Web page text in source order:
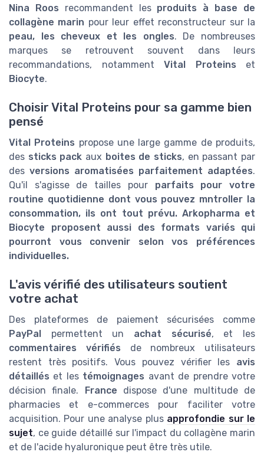
Nina Roos recommandent les produits à base de
collagène marin pour leur effet reconstructeur sur la
peau, les cheveux et les ongles. De nombreuses
marques se retrouvent souvent dans leurs
recommandations, notamment Vital Proteins et
Biocyte.
Choisir Vital Proteins pour sa gamme bien
pensé
Vital Proteins propose une large gamme de produits,
des sticks pack aux boites de sticks, en passant par
des versions aromatisées parfaitement adaptées.
Qu'il s'agisse de tailles pour parfaits pour votre
routine quotidienne dont vous pouvez mntroller la
consommation, ils ont tout prévu. Arkopharma et
Biocyte proposent aussi des formats variés qui
pourront vous convenir selon vos préférences
individuelles.
L'avis vérifié des utilisateurs soutient
votre achat
Des plateformes de paiement sécurisées comme
PayPal
permettent un achat sécurisé, et les
commentaires vérifiés de nombreux utilisateurs
restent très positifs. Vous pouvez vérifier les avis
détaillés et les témoignages avant de prendre votre
décision finale.
France dispose d'une multitude de
pharmacies et e-commerces pour faciliter votre
acquisition. Pour une analyse plus approfondie sur le
sujet, ce guide détaillé sur l'impact du collagène marin
et de l'acide hyaluronique peut être très utile.